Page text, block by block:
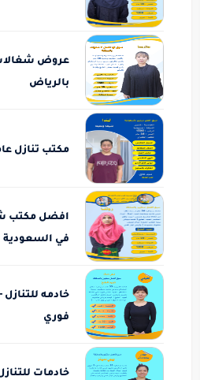
عروض شغالات
بالرياض
مكتب تنازل
افضل مكتب
في السعودية
خادمه
فوري
خادمات